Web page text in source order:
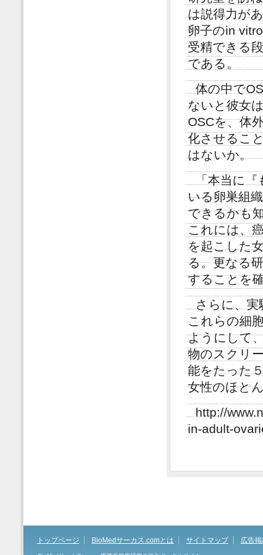
は説得力が
卵子のin
受精できる
である。
体の中で
ないと彼女
OSCを、体
化させるこ
はないか。
「本当に
いる卵巣組
できるかも
これには、
を起こした
る。更なる
することを
さらに、
これらの細
ようにして
物のスクリ
能をたった
女性のほと
http://
in-adult-
トップページ BioMedサーカス.comとは サイトマップ 広告